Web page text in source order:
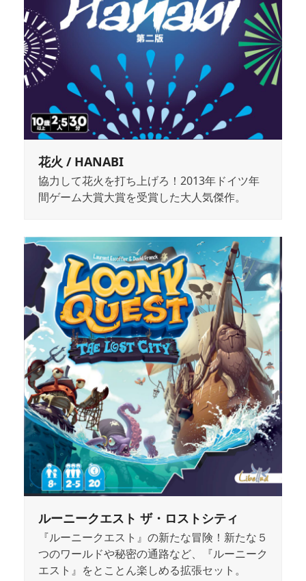
花火 / HANABI
協力して花火を打ち上げろ！2013年ドイツ年
間ゲーム大賞大賞を受賞した大人気傑作。
ルーニークエスト ザ・ロストシティ
『ルーニークエスト』の新たな冒険！新たな５
つのワールドや秘密の通路など、『ルーニーク
エスト』をとことん楽しめる拡張セット。